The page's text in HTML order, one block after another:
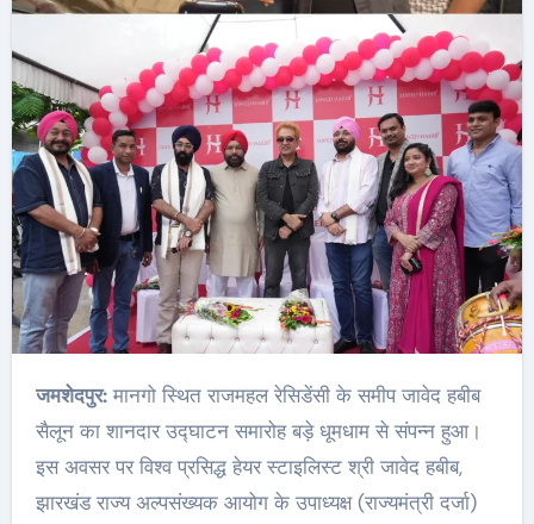
जमशेदपुर:मानगो स्थित राजमहल रेसिडेंसी के समीप जावेद हबीब
सैलून का शानदार उद्घाटन समारोह बड़े धूमधाम से संपन्न हुआ।
इस अवसर पर विश्व प्रसिद्ध हेयर स्टाइलिस्ट श्री जावेद हबीब,
झारखंड राज्य अल्पसंख्यक आयोग के उपाध्यक्ष (राज्यमंत्री दर्जा)